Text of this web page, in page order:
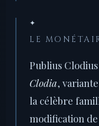
✦
LE
Publius
Clodia,
la célèbre
modification